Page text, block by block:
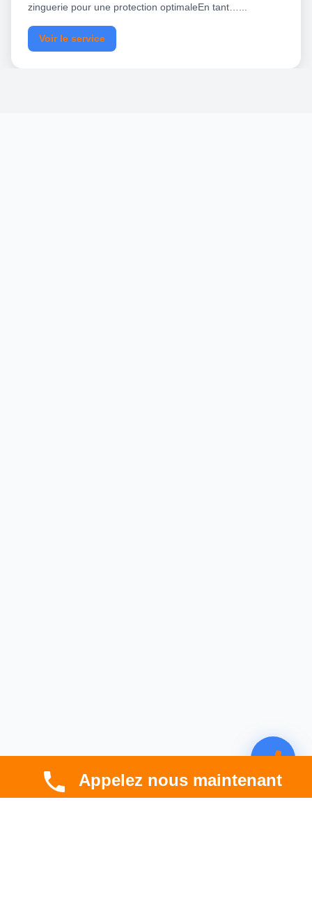
zinguerie pour une protection optimaleEn tant…...
Voir le service
Appelez nous maintenant